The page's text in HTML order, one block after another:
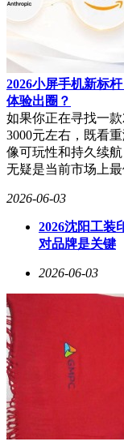
2026小屏手机新标
体验出圈？
如果你正在寻找一
3000元左右，既看
像可玩性和持久续
无疑是当前市场上
2026-06-03
2026沈阳工装
对品牌是关键
2026-06-03